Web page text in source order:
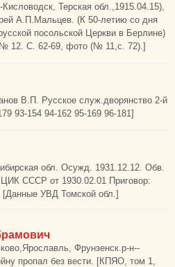
Терская обл.,1915.04.15),
А.П.Мальцев. (К 50-летию со дня
посольской Церкви в Берлине)
С. 62-69, фото (№ 11,с. 72).]
В.П. Русское служ.дворянство 2-й
93-154 94-162 95-169 96-181]
обл. Осужд. 1931.12.12. Обв.
СССР от 1930.02.01 Приговор:
[Данные УВД Томской обл.]
Фрунзенск.р-н--
пропал без вести. [КПЯО, том 1,